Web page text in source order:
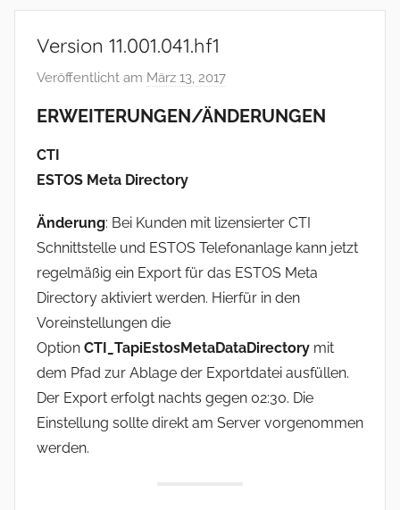
Version 11.001.041.hf1
Veröffentlicht am März 13, 2017
n
i
n
ERWEITERUNGEN/ÄNDERUNGEN
CTI
ESTOS Meta Directory
Änderung: Bei Kunden mit lizensierter CTI
Schnittstelle und ESTOS Telefonanlage kann jetzt
regelmäßig ein Export für das ESTOS Meta
Directory aktiviert werden. Hierfür in den
Voreinstellungen die
Option CTI_TapiEstosMetaDataDirectory mit
dem Pfad zur Ablage der Exportdatei ausfüllen.
Der Export erfolgt nachts gegen 02:30. Die
Einstellung sollte direkt am Server vorgenommen
werden.